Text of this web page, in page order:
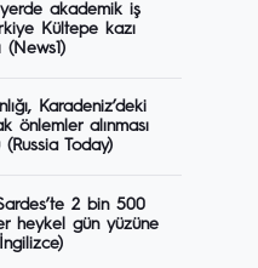
akademik iş
Kültepe kazı
(News1)
Karadeniz’deki
önlemler alınması
(Russia Today)
2 bin 500
heykel gün yüzüne